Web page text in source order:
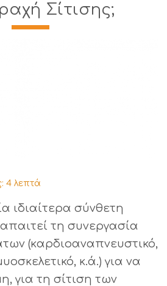
Σίτισης;
4 λεπτά
ιδιαίτερα σύνθετη
τη συνεργασία
(καρδιοαναπνευστικό,
κ.ά.) για να
για τη σίτιση των